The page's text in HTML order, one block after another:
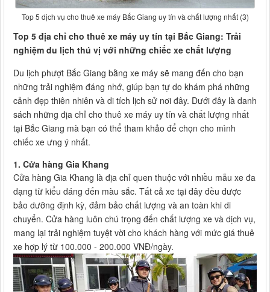
Top 5 dịch vụ cho thuê xe máy Bắc Giang uy tín và chất lượng nhất (3)
Top 5 địa chỉ cho thuê xe máy uy tín tại Bắc Giang: Trải
nghiệm du lịch thú vị với những chiếc xe chất lượng
Du lịch phượt Bắc Giang bằng xe máy sẽ mang đến cho bạn
những trải nghiệm đáng nhớ, giúp bạn tự do khám phá những
cảnh đẹp thiên nhiên và di tích lịch sử nơi đây. Dưới đây là danh
sách những địa chỉ cho thuê xe máy uy tín và chất lượng nhất
tại Bắc Giang mà bạn có thể tham khảo để chọn cho mình
chiếc xe ưng ý nhất.
1. Cửa hàng Gia Khang
Cửa hàng Gia Khang là địa chỉ quen thuộc với nhiều mẫu xe đa
dạng từ kiểu dáng đến màu sắc. Tất cả xe tại đây đều được
bảo dưỡng định kỳ, đảm bảo chất lượng và an toàn khi di
chuyển. Cửa hàng luôn chú trọng đến chất lượng xe và dịch vụ,
mang lại trải nghiệm tuyệt vời cho khách hàng với mức giá thuê
xe hợp lý từ 100.000 - 200.000 VNĐ/ngày.